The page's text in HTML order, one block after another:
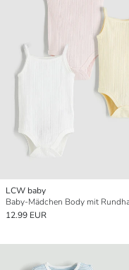
LCW baby
12.99 EUR